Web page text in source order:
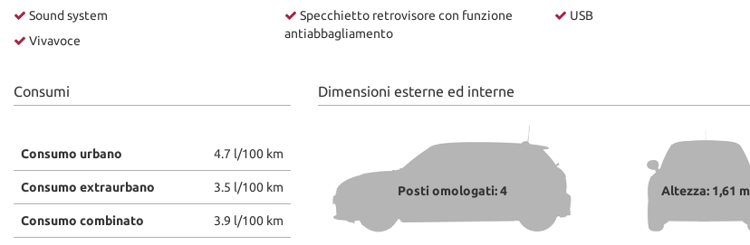
Sound system
Vivavoce
Specchietto retrovisore con funzione
antiabbagliamento
USB
Consumi
Consumo urbano 4.7 l/100 km
Consumo extraurbano 3.5 l/100 km
Consumo combinato 3.9 l/100 km
Dimensioni esterne ed interne
Posti omologati: 4 Altezza: 1,61 m